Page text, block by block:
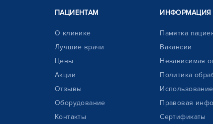
ПАЦИЕНТАМ
О клинике
Лучшие врачи
Цены
Акции
Отзывы
Оборудование
Контакты
ИНФОРМАЦИЯ
Памятка
Вакансии
Независимая
Политика
Правовая
Сертификаты